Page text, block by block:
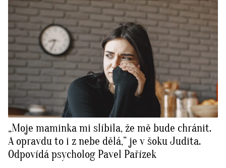
„Moje maminka mi slíbila, že mě bude chránit.
A opravdu to i z nebe dělá,” je v šoku Judita.
Odpovídá psycholog Pavel Pařízek